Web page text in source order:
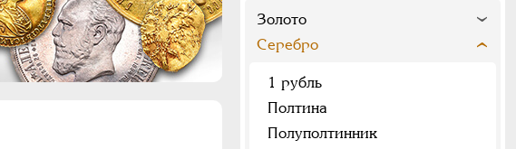
Золото
Серебро
1 рубль
Полтина
Полуполтинник